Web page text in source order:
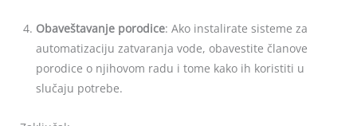
Obaveštavanje porodice: Ako instalirate sisteme za
automatizaciju zatvaranja vode, obavestite članove
porodice o njihovom radu i tome kako ih koristiti u
slučaju potrebe.